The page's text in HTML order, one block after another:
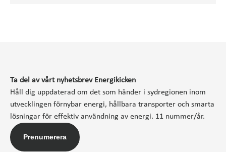
Ta del av vårt nyhetsbrev Energikicken
Håll dig uppdaterad om det som händer i sydregionen inom
utvecklingen förnybar energi, hållbara transporter och smarta
lösningar för effektiv användning av energi. 11 nummer/år.
Prenumerera